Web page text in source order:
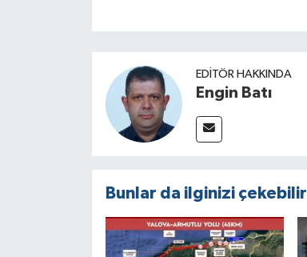
EDITÖR HAKKINDA
Engin Batı
Bunlar da ilginizi çekebilir